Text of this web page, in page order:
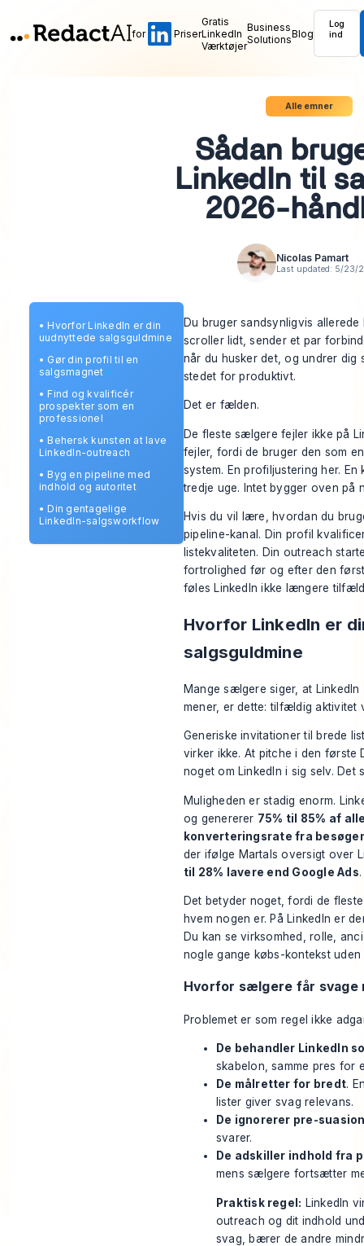
for Priser
Gratis
LinkedIn
Værktøjer
Business
SolutionsBlog
Log
ind
Alle emner
Sådan
LinkedIn til
2026-
Nicolas Pamart
Last updated: 5/23/
• Hvorfor LinkedIn er din
uudnyttede salgsguldmine
• Gør din profil til en
salgsmagnet
• Find og kvalificér
prospekter som en
professionel
• Behersk kunsten at lave
LinkedIn-outreach
• Byg en pipeline med
indhold og autoritet
• Din gentagelige
LinkedIn-salgsworkflow
Du bruger sandsynligvis
scroller lidt, sender et par
når du husker det, og undrer
stedet for produktivt.
Det er fælden.
De fleste sælgere fejler ikke på
fejler, fordi de bruger den som
system. En profiljustering her.
tredje uge. Intet bygger oven på
Hvis du vil lære, hvordan du
pipeline-kanal. Din profil
listekvaliteten. Din outreach
fortrolighed før og efter den
føles LinkedIn ikke længere
Hvorfor LinkedIn er
salgsguldmine
Mange sælgere siger, at
mener, er dette: tilfældig aktivitet
Generiske invitationer til brede
virker ikke. At pitche i den første
noget om LinkedIn i sig selv. Det
Muligheden er stadig enorm.
og genererer 75% til 85% af
konverteringsrate fra
der ifølge Martals oversigt over
til 28% lavere end Google Ads.
Det betyder noget, fordi de
hvem nogen er. På LinkedIn er
Du kan se virksomhed, rolle,
nogle gange købs-kontekst
Hvorfor sælgere får svage
Problemet er som regel ikke
De behandler LinkedIn
skabelon, samme pres for
De målretter for bredt.
lister giver svag relevans.
De ignorerer pre-
svarer.
De adskiller indhold fra
mens sælgere fortsætter
Praktisk regel: LinkedIn
outreach og dit indhold
svag, bærer de andre